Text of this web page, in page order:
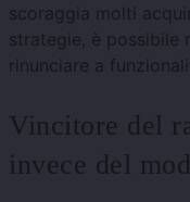
scoraggia molti
strategie, è possibile
rinunciare a
Vincitore del
invece del